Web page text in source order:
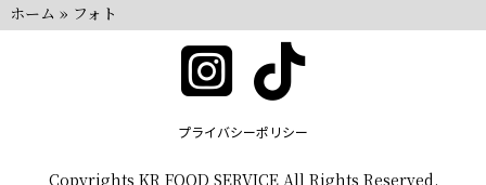
ホーム » フォト
プライバシーポリシー
Copyrights KR FOOD SERVICE All Rights Reserved.